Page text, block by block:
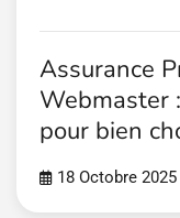
Assurance
Webmaster
pour bien
18 Octobre 2025